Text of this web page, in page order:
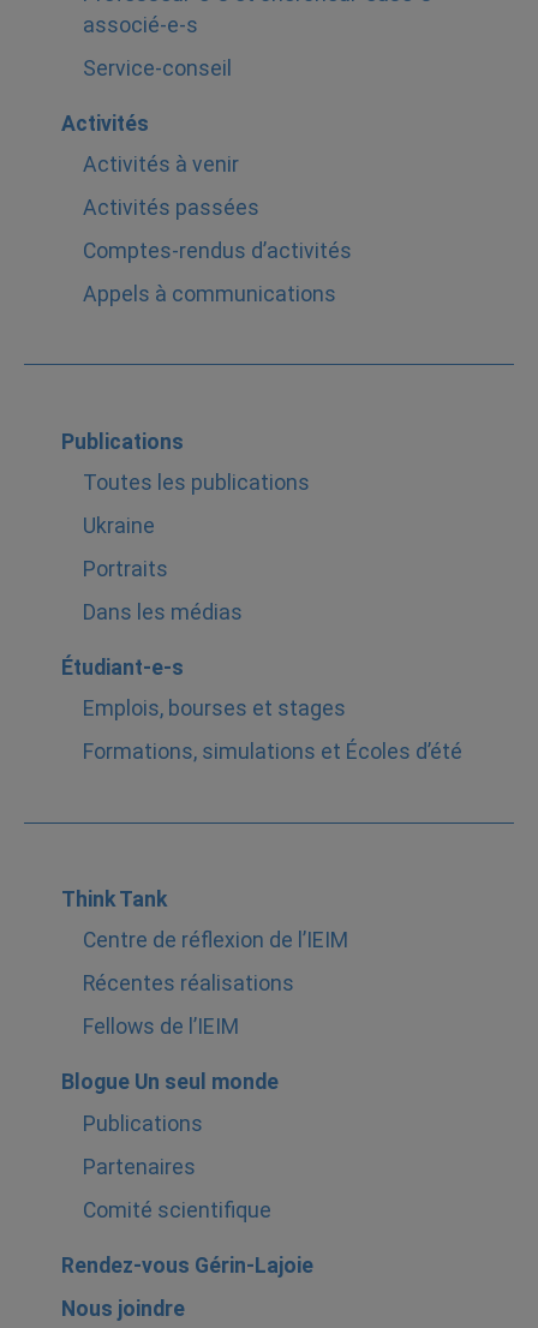
associé-e-s
Service-conseil
Activités
Activités à venir
Activités passées
Comptes-rendus d’activités
Appels à communications
Publications
Toutes les publications
Ukraine
Portraits
Dans les médias
Étudiant-e-s
Emplois, bourses et stages
Formations, simulations et Écoles d’été
Think Tank
Centre de réflexion de l’IEIM
Récentes réalisations
Fellows de l’IEIM
Blogue Un seul monde
Publications
Partenaires
Comité scientifique
Rendez-vous Gérin-Lajoie
Nous joindre